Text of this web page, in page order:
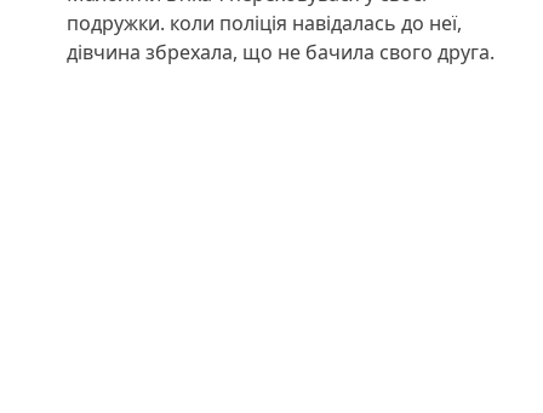
подружки. коли поліція навідалась до неї,
дівчина збрехала, що не бачила свого друга.